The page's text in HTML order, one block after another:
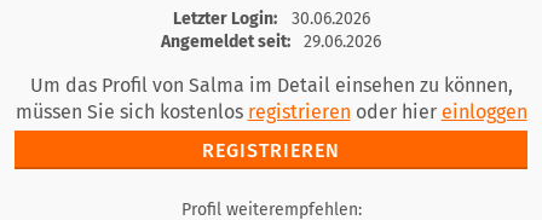
registrieren
einloggen
Letzter Login:
30.06.2026
Angemeldet seit:
29.06.2026
Um das Profil von Salma im Detail einsehen zu können,
müssen Sie sich kostenlos registrieren oder hier einloggen
REGISTRIEREN
Profil weiterempfehlen: